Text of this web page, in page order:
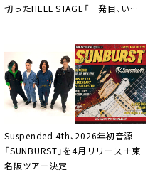
切ったHELL STAGE「一発目、いた
Suspended 4th、2026年初音源
「SUNBURST」を4月リリース＋東
名阪ツアー決定